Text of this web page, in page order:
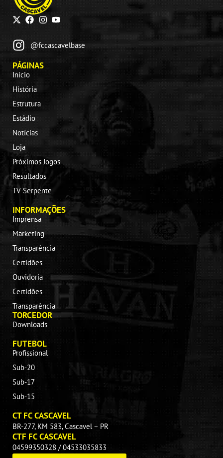
@fccascavelbase
PÁGINAS
Início
História
Estrutura
Estádio
Notícias
Loja
Próximos Jogos
Resultados
TV Serpente
INFORMAÇÕES
Imprensa
Marketing
Transparência
Certidões
Ouvidoria
Certidões
Transparência
TORCEDOR
Downloads
FUTEBOL
Profissional
Sub-20
Sub-17
Sub-15
CT FC CASCAVEL
BR-277, KM 583, Cascavel – PR
CTF FC CASCAVEL
04599350328 / 04533035833